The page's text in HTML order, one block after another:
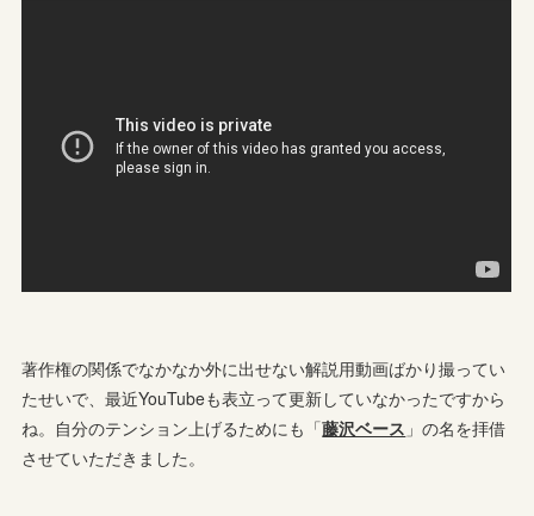
著作権の関係でなかなか外に出せない解説用動画ばかり撮ってい
たせいで、最近YouTubeも表立って更新していなかったですから
ね。自分のテンション上げるためにも「藤沢ベース 」の名を拝借
させていただきました。